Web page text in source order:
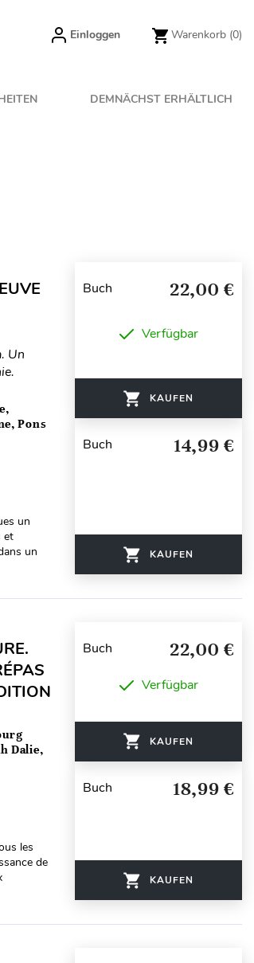
Einloggen Warenkorb (0)
DEMNÄCHST ERHÄLTLICH
Un
Pons
un
et
un
Buch 22,00 €
Verfügbar
KAUFEN
Buch 14,99 €
KAUFEN
Dalie,
les
de
Buch 22,00 €
Verfügbar
KAUFEN
Buch 18,99 €
KAUFEN